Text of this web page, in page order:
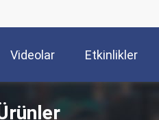
Videolar Etkinlikler